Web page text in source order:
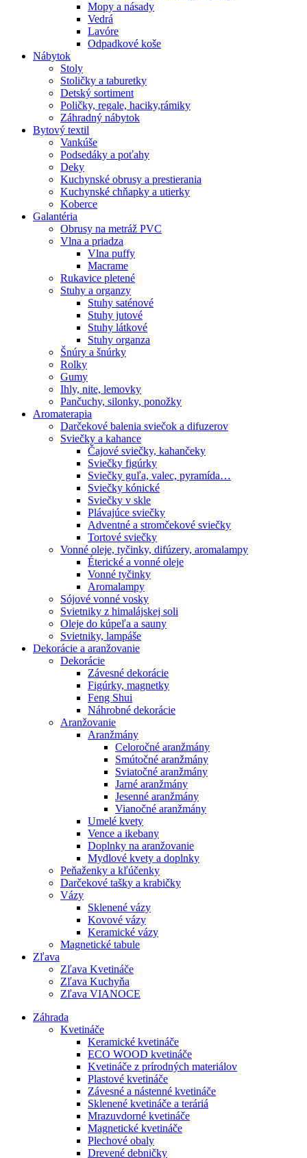
Mopy a násady
Vedrá
Lavóre
Odpadkové koše
Nábytok
Stoly
Stoličky a taburetky
Detský sortiment
Poličky, regale, haciky,rámiky
Záhradný nábytok
Bytový textil
Vankúše
Podsedáky a poťahy
Deky
Kuchynské obrusy a prestierania
Kuchynské chňapky a utierky
Koberce
Galantéria
Obrusy na metráž PVC
Vlna a priadza
Vlna puffy
Macrame
Rukavice pletené
Stuhy a organzy
Stuhy saténové
Stuhy jutové
Stuhy látkové
Stuhy organza
Šnúry a šnúrky
Rolky
Gumy
Ihly, nite, lemovky
Pančuchy, silonky, ponožky
Aromaterapia
Darčekové balenia sviečok a difuzerov
Sviečky a kahance
Čajové sviečky, kahančeky
Sviečky figúrky
Sviečky guľa, valec, pyramída…
Sviečky kónické
Sviečky v skle
Plávajúce sviečky
Adventné a stromčekové sviečky
Tortové sviečky
Vonné oleje, tyčinky, difúzery, aromalampy
Éterické a vonné oleje
Vonné tyčinky
Aromalampy
Sójové vonné vosky
Svietniky z himalájskej soli
Oleje do kúpeľa a sauny
Svietniky, lampáše
Dekorácie a aranžovanie
Dekorácie
Závesné dekorácie
Figúrky, magnetky
Feng Shui
Náhrobné dekorácie
Aranžovanie
Aranžmány
Celoročné aranžmány
Smútočné aranžmány
Sviatočné aranžmány
Jarné aranžmány
Jesenné aranžmány
Vianočné aranžmány
Umelé kvety
Vence a ikebany
Doplnky na aranžovanie
Mydlové kvety a doplnky
Peňaženky a kľúčenky
Darčekové tašky a krabičky
Vázy
Sklenené vázy
Kovové vázy
Keramické vázy
Magnetické tabule
Zľava
Zľava Kvetináče
Zľava Kuchyňa
Zľava VIANOCE
Záhrada
Kvetináče
Keramické kvetináče
ECO WOOD kvetináče
Kvetináče z prírodných materiálov
Plastové kvetináče
Závesné a nástenné kvetináče
Sklenené kvetináče a teráriá
Mrazuvdorné kvetináče
Magnetické kvetináče
Plechové obaly
Drevené debničky